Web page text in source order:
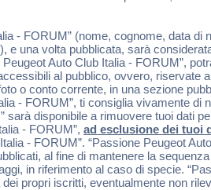
- FORUM” (nome, cognome, data di
una volta pubblicata, sarà
Auto Club Italia - FORUM”,
al pubblico, ovvero, riservate
o conto corrente, in una sezione
- FORUM”, ti consiglia vivamente di
disponibile a rimuovere tuoi dati
- FORUM”, ad esclusione dei tuoi
- FORUM”. “Passione Peugeot
al fine di mantenere la
in riferimento al caso di specie.
propri iscritti, eventualmente non